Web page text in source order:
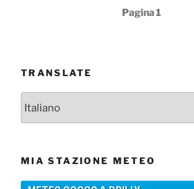
Pagina1
TRANSLATE
MIA STAZIONE METEO